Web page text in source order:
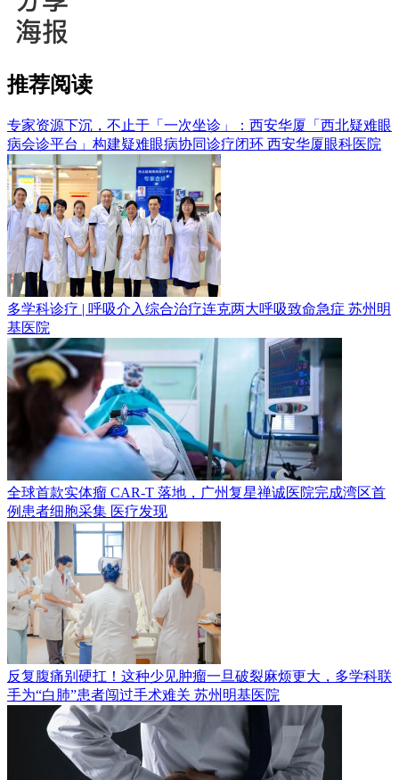
推荐阅读
专家资源下沉，不止于「一次坐诊」：西安华厦「西北疑难眼
病会诊平台」构建疑难眼病协同诊疗闭环 西安华厦眼科医院
多学科诊疗 | 呼吸介入综合治疗连克两大呼吸致命急症 苏州明
基医院
全球首款实体瘤 CAR-T 落地，广州复星禅诚医院完成湾区首
例患者细胞采集 医疗发现
反复腹痛别硬扛！这种少见肿瘤一旦破裂麻烦更大，多学科联
手为“白肺”患者闯过手术难关 苏州明基医院